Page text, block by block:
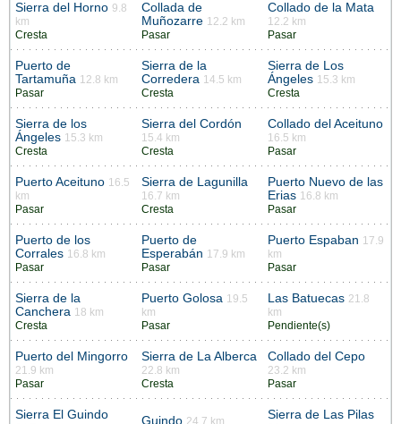
Sierra del Horno 9.8
km
Cresta
Collada de
Muñozarre 12.2 km
Pasar
Collado de la Mata
12.2 km
Pasar
Puerto de
Tartamuña 12.8 km
Pasar
Sierra de la
Corredera 14.5 km
Cresta
Sierra de Los
Ángeles 15.3 km
Cresta
Sierra de los
Ángeles 15.3 km
Cresta
Sierra del Cordón
15.4 km
Cresta
Collado del Aceituno
16.5 km
Pasar
Puerto Aceituno 16.5
km
Pasar
Sierra de Lagunilla
16.7 km
Cresta
Puerto Nuevo de las
Erias 16.8 km
Pasar
Puerto de los
Corrales 16.8 km
Pasar
Puerto de
Esperabán 17.9 km
Pasar
Puerto Espaban 17.9
km
Pasar
Sierra de la
Canchera 18 km
Cresta
Puerto Golosa 19.5
km
Pasar
Las Batuecas 21.8
km
Pendiente(s)
Puerto del Mingorro
21.9 km
Pasar
Sierra de La Alberca
22.8 km
Cresta
Collado del Cepo
23.2 km
Pasar
Sierra El Guindo Guindo 24.7 km
Sierra de Las Pilas